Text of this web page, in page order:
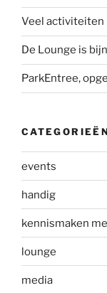
Veel activiteiten
De Lounge is
ParkEntree,
CATEGORIEËN
events
handig
kennismaken
lounge
media